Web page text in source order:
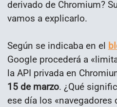
derivado de Chromium?
vamos a explicarlo.
Según se indicaba en el
Google procederá a
la API privada en
15 de marzo. ¿Qué
ese día los «navegadores